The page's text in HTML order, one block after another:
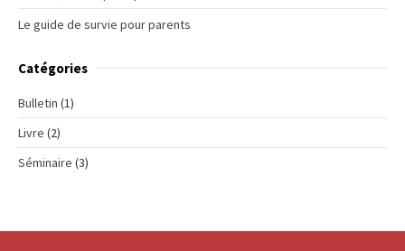
Le guide de survie pour parents
Catégories
Bulletin (1)
Livre (2)
Séminaire (3)